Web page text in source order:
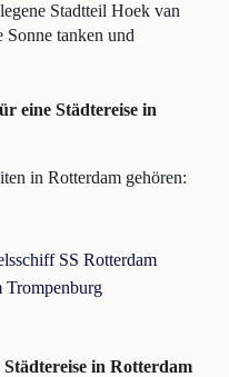
Stadtteil Hoek van
Sonne tanken und
eine Städtereise in
in Rotterdam gehören:
SS Rotterdam
Trompenburg
in Rotterdam